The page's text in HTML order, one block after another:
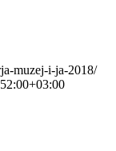
muzej-i-ja-2018/